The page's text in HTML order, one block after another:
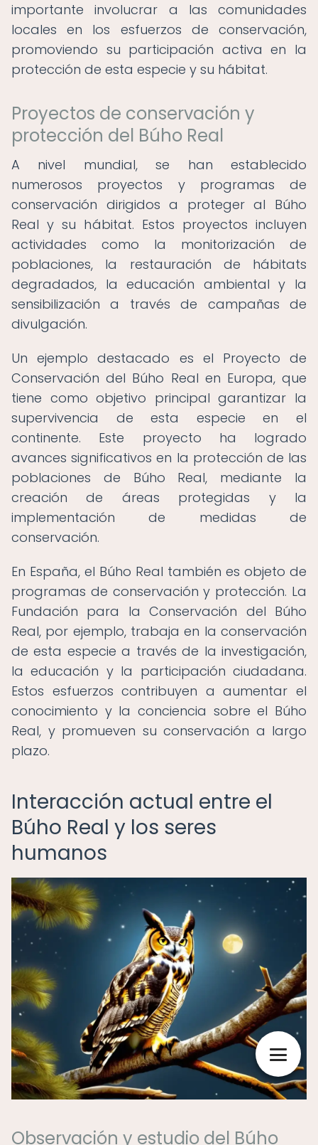
importante involucrar a las comunidades
locales en los esfuerzos de conservación,
promoviendo su participación activa en la
protección de esta especie y su hábitat.
Proyectos de conservación y
protección del Búho Real
A nivel mundial, se han establecido
numerosos proyectos y programas de
conservación dirigidos a proteger al Búho
Real y su hábitat. Estos proyectos incluyen
actividades como la monitorización de
poblaciones, la restauración de hábitats
degradados, la educación ambiental y la
sensibilización a través de campañas de
divulgación.
Un ejemplo destacado es el Proyecto de
Conservación del Búho Real en Europa, que
tiene como objetivo principal garantizar la
supervivencia de esta especie en el
continente. Este proyecto ha logrado
avances significativos en la protección de las
poblaciones de Búho Real, mediante la
creación de áreas protegidas y la
implementación de medidas de
conservación.
En España, el Búho Real también es objeto de
programas de conservación y protección. La
Fundación para la Conservación del Búho
Real, por ejemplo, trabaja en la conservación
de esta especie a través de la investigación,
la educación y la participación ciudadana.
Estos esfuerzos contribuyen a aumentar el
conocimiento y la conciencia sobre el Búho
Real, y promueven su conservación a largo
plazo.
Interacción actual entre el
Búho Real y los seres
humanos
Observación y estudio del Búho